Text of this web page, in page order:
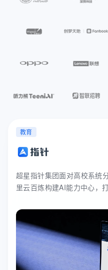
教育
超星指针集团面对高校系统
里云百炼构建AI能力中心，